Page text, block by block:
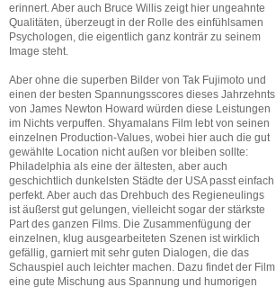
erinnert. Aber auch Bruce Willis zeigt hier ungeahnte
Qualitäten, überzeugt in der Rolle des einfühlsamen
Psychologen, die eigentlich ganz konträr zu seinem
Image steht.
Aber ohne die superben Bilder von Tak Fujimoto und
einen der besten Spannungsscores dieses Jahrzehnts
von James Newton Howard würden diese Leistungen
im Nichts verpuffen. Shyamalans Film lebt von seinen
einzelnen Production-Values, wobei hier auch die gut
gewählte Location nicht außen vor bleiben sollte:
Philadelphia als eine der ältesten, aber auch
geschichtlich dunkelsten Städte der USA passt einfach
perfekt. Aber auch das Drehbuch des Regieneulings
ist äußerst gut gelungen, vielleicht sogar der stärkste
Part des ganzen Films. Die Zusammenfügung der
einzelnen, klug ausgearbeiteten Szenen ist wirklich
gefällig, garniert mit sehr guten Dialogen, die das
Schauspiel auch leichter machen. Dazu findet der Film
eine gute Mischung aus Spannung und humorigen